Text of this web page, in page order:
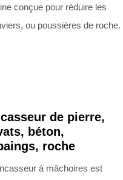
conçue pour réduire les
ou poussières de roche.
de pierre,
béton,
roche
à mâchoires est